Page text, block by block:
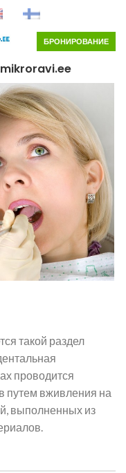
БРОНИРОВАНИЕ
такой раздел
проводится
путем вживления на
выполненных из